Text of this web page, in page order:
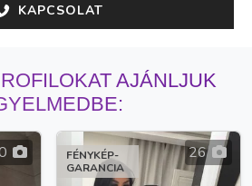
KAPCSOLAT
AJÁNLJUK
FÉNYKÉP-
GARANCIA
26